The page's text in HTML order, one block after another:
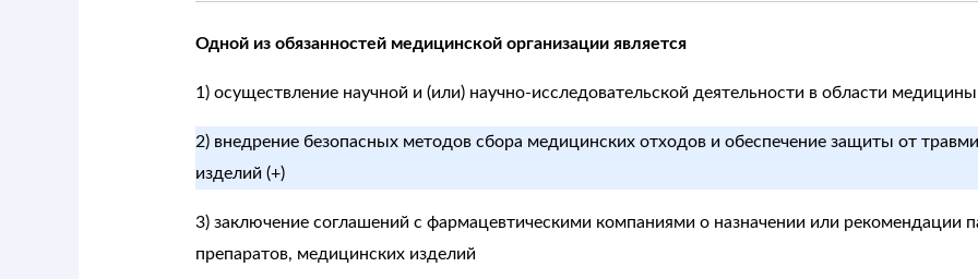
Одной из обязанностей медицинской организации является
1) осуществление научной и (или) научно-исследовательской деятельности в области медицины
2) внедрение безопасных методов сбора медицинских отходов и обеспечение защиты от
изделий (+)
3) заключение соглашений с фармацевтическими компаниями о назначении или рекомендации
препаратов, медицинских изделий